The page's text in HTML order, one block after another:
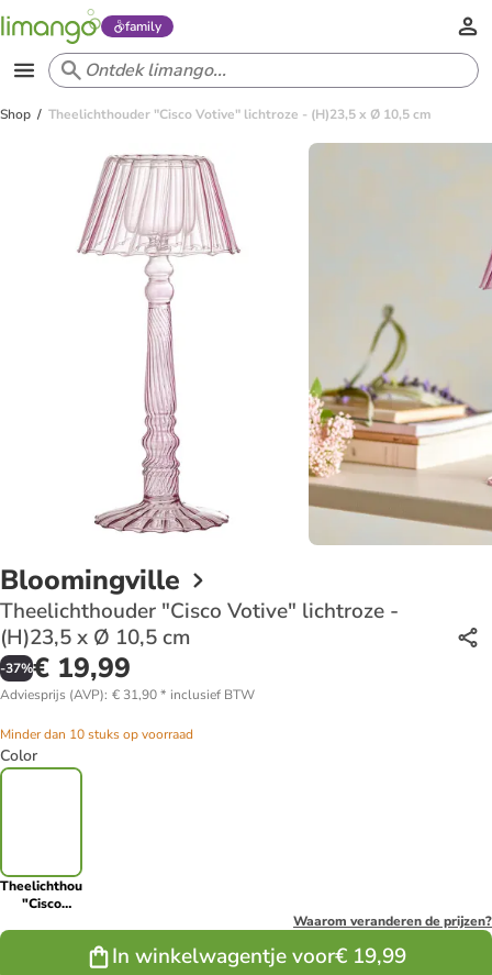
family
Shop Theelichthouder "Cisco Votive" lichtroze - (H)23,5 x Ø 10,5 cm
Bloomingville
Theelichthouder "Cisco Votive" lichtroze -
(H)23,5 x Ø 10,5 cm
-37%€ 19,99
Adviesprijs (AVP): € 31,90* inclusief BTW
Minder dan 10 stuks op voorraad
Color
Theelichthouder
"Cisco
Waarom veranderen de prijzen?
In winkelwagentje voor€ 19,99